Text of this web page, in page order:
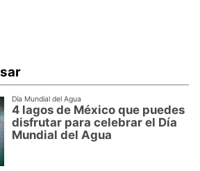
Día Mundial del Agua
4 lagos de México que puedes
disfrutar para celebrar el Día
Mundial del Agua